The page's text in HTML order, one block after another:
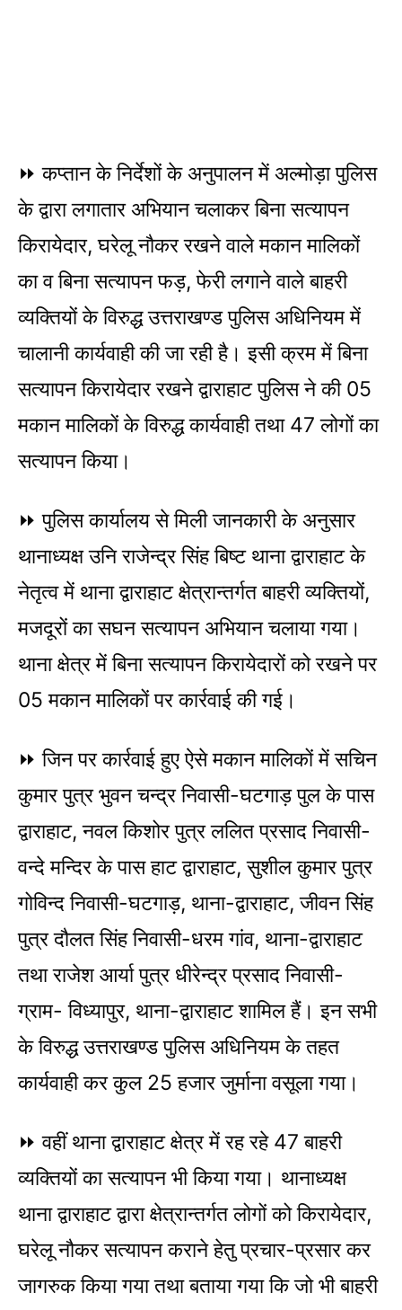
​⏩ कप्तान के निर्देशों के अनुपालन में अल्मोड़ा पुलिस
के द्वारा लगातार अभियान चलाकर बिना सत्यापन
किरायेदार, घरेलू नौकर रखने वाले मकान मालिकों
का व बिना सत्यापन फड़, फेरी लगाने वाले बाहरी
व्यक्तियों के विरुद्ध उत्तराखण्ड पुलिस अधिनियम में
चालानी कार्यवाही की जा रही है। इसी क्रम में बिना
सत्यापन किरायेदार रखने द्वाराहाट पुलिस ने की 05
मकान मालिकों के विरुद्ध कार्यवाही तथा 47 लोगों का
सत्यापन किया।
⏩ पुलिस कार्यालय से मिली जानकारी के अनुसार
थानाध्यक्ष उनि राजेन्द्र सिंह बिष्ट थाना द्वाराहाट के
नेतृत्व में थाना द्वाराहाट क्षेत्रान्तर्गत बाहरी व्यक्तियों,
मजदूरों का सघन सत्यापन अभियान चलाया गया।
थाना क्षेत्र में बिना सत्यापन किरायेदारों को रखने पर
05 मकान मालिकों पर कार्रवाई की गई।
⏩ जिन पर कार्रवाई हुए ऐसे मकान मालिकों में सचिन
कुमार पुत्र भुवन चन्द्र निवासी-घटगाड़ पुल के पास
द्वाराहाट, नवल किशोर पुत्र ललित प्रसाद निवासी-
वन्दे मन्दिर के पास हाट द्वाराहाट, सुशील कुमार पुत्र
गोविन्द निवासी-घटगाड़, थाना-द्वाराहाट, जीवन सिंह
पुत्र दौलत सिंह निवासी-धरम गांव, थाना-द्वाराहाट
तथा राजेश आर्या पुत्र धीरेन्द्र प्रसाद निवासी-
ग्राम- विध्यापुर, थाना-द्वाराहाट शामिल हैं। इन सभी
के विरुद्ध उत्तराखण्ड पुलिस अधिनियम के तहत
कार्यवाही कर कुल 25 हजार जुर्माना वसूला गया।
⏩ वहीं थाना द्वाराहाट क्षेत्र में रह रहे 47 बाहरी
व्यक्तियों का सत्यापन भी किया गया। थानाध्यक्ष
थाना द्वाराहाट द्वारा क्षेत्रान्तर्गत लोगों को किरायेदार,
घरेलू नौकर सत्यापन कराने हेतु प्रचार-प्रसार कर
जागरुक किया गया तथा बताया गया कि जो भी बाहरी